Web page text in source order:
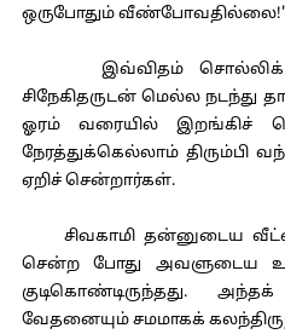
ஒருபோதும்
இவ்விதம் சொல்லிக்
சிநேகிதருடன் மெல்ல நடந்து
ஓரம் வரையில் இறங்கிச்
நேரத்துக்கெல்லாம் திரும்பி
ஏறிச் சென்றார்கள்.
சிவகாமி தன்னுடைய
சென்ற போது அவளுடைய
குடிகொண்டிருந்தது.
வேதனையும் சமமாகக்